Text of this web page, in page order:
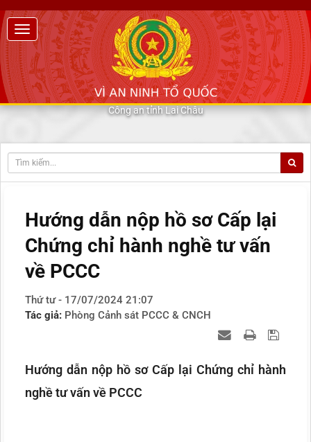
Công an tỉnh Lai Châu
Hướng dẫn nộp hồ sơ Cấp lại
Chứng chỉ hành nghề tư vấn
về PCCC
Thứ tư - 17/07/2024 21:07
Tác giả: Phòng Cảnh sát PCCC & CNCH
Hướng dẫn nộp hồ sơ Cấp lại Chứng chỉ hành
nghề tư vấn về PCCC